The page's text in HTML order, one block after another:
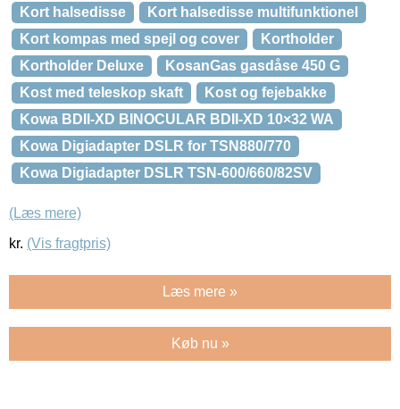
Kort halsedisse
Kort halsedisse multifunktionel
Kort kompas med spejl og cover
Kortholder
Kortholder Deluxe
KosanGas gasdåse 450 G
Kost med teleskop skaft
Kost og fejebakke
Kowa BDII-XD BINOCULAR BDII-XD 10×32 WA
Kowa Digiadapter DSLR for TSN880/770
Kowa Digiadapter DSLR TSN-600/660/82SV
(Læs mere)
kr. (Vis fragtpris)
Læs mere »
Køb nu »